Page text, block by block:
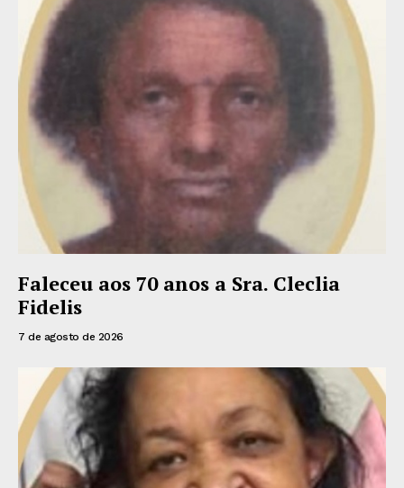
Faleceu aos 70 anos a Sra. Cleclia
Fidelis
7 de agosto de 2026